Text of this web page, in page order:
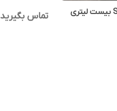
تماس بگیرید